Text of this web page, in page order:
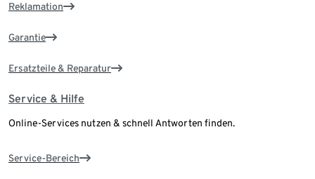
Reklamation
Garantie
Ersatzteile & Reparatur
Service & Hilfe
Online-Services nutzen & schnell Antworten finden.
Service-Bereich